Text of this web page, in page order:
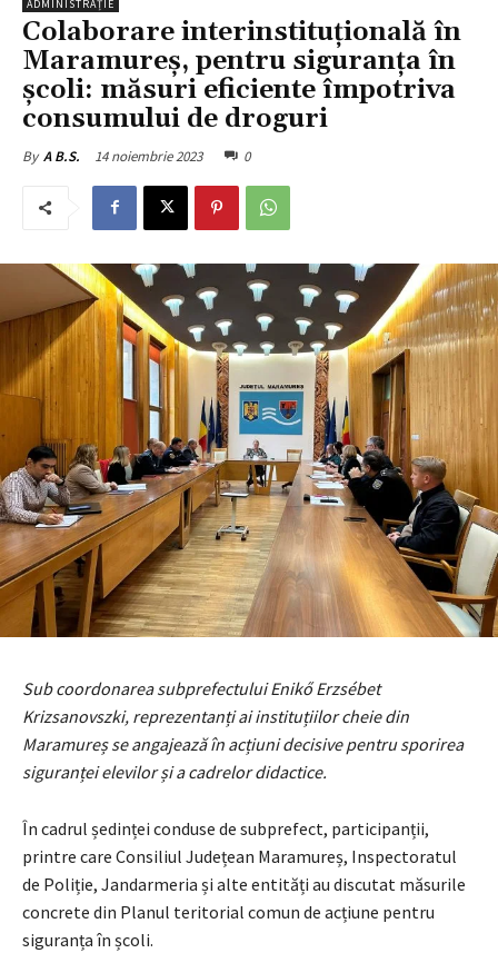
ADMINISTRAȚIE
Colaborare interinstituțională în
Maramureș, pentru siguranța în
școli: măsuri eficiente împotriva
consumului de droguri
By A B.S. 14 noiembrie 2023 0
Sub coordonarea subprefectului Enikő Erzsébet
Krizsanovszki, reprezentanți ai instituțiilor cheie din
Maramureș se angajează în acțiuni decisive pentru sporirea
siguranței elevilor și a cadrelor didactice.
În cadrul ședinței conduse de subprefect, participanții,
printre care Consiliul Județean Maramureș, Inspectoratul
de Poliție, Jandarmeria și alte entități au discutat măsurile
concrete din Planul teritorial comun de acțiune pentru
siguranța în școli.